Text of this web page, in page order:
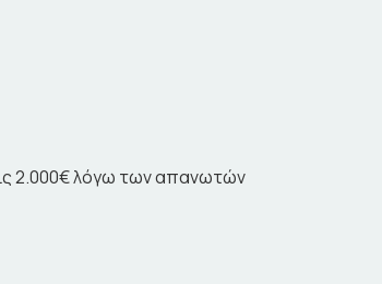
2.000€ λόγω των απανωτών